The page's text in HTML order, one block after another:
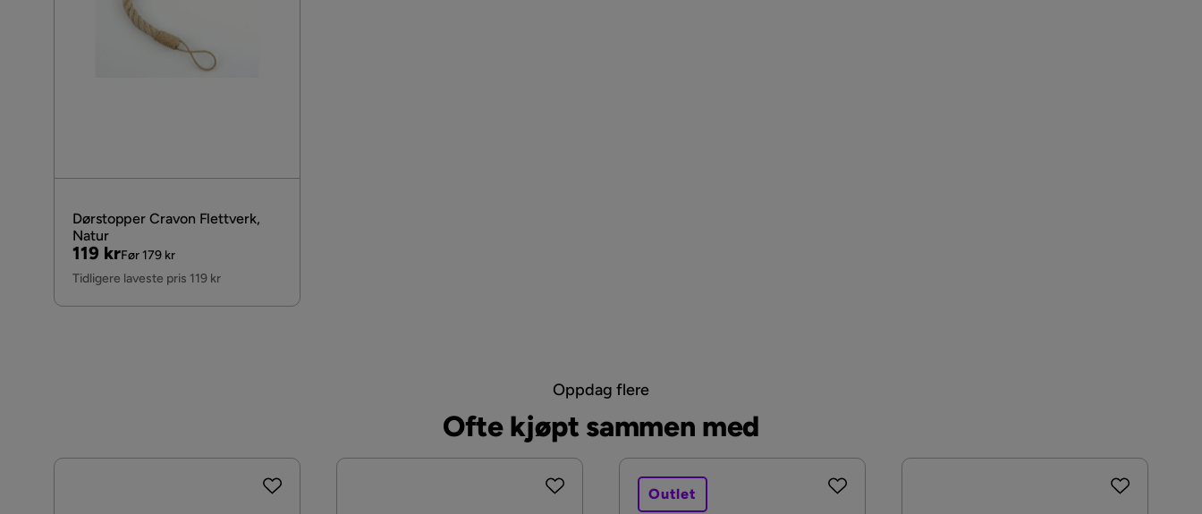
Dørstopper Cravon Flettverk,
Natur
Pris
119 kr
Original
Pris
Før 179 kr
Tidligere laveste pris 119 kr
Oppdag flere
Ofte kjøpt sammen med
Outlet